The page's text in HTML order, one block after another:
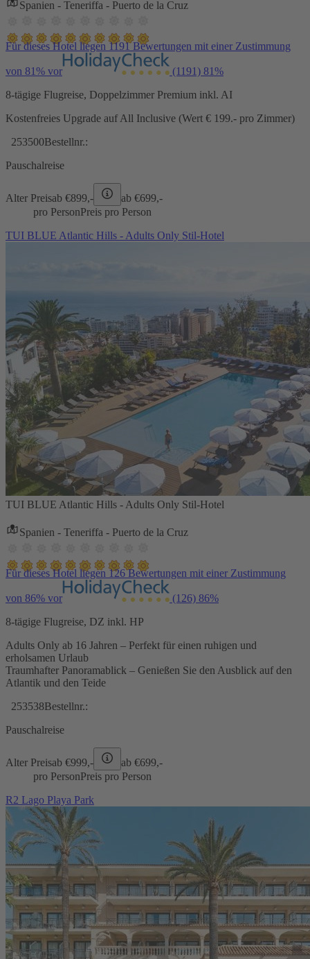
Spanien - Teneriffa - Puerto de la Cruz
Für dieses Hotel liegen 1191 Bewertungen mit einer Zustimmung
von 81% vor (1191) 81%
8-tägige Flugreise, Doppelzimmer Premium inkl. AI
Kostenfreies Upgrade auf All Inclusive (Wert € 199.- pro Zimmer)
253500Bestellnr.:
Pauschalreise
Alter Preisab €899,- ab €699,-
pro PersonPreis pro Person
TUI BLUE Atlantic Hills - Adults Only Stil-Hotel
TUI BLUE Atlantic Hills - Adults Only Stil-Hotel
Spanien - Teneriffa - Puerto de la Cruz
Für dieses Hotel liegen 126 Bewertungen mit einer Zustimmung
von 86% vor (126) 86%
8-tägige Flugreise, DZ inkl. HP
Adults Only ab 16 Jahren – Perfekt für einen ruhigen und
erholsamen Urlaub
Traumhafter Panoramablick – Genießen Sie den Ausblick auf den
Atlantik und den Teide
253538Bestellnr.:
Pauschalreise
Alter Preisab €999,- ab €699,-
pro PersonPreis pro Person
R2 Lago Playa Park